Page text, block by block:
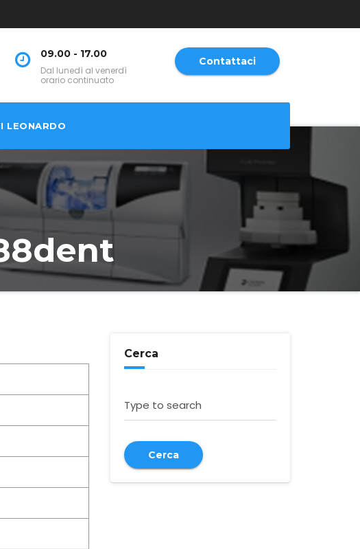
09.00 - 17.00
Dal lunedì al venerdì
orario continuato
Contattaci
LEONARDO
Cerca
Type to search
Cerca